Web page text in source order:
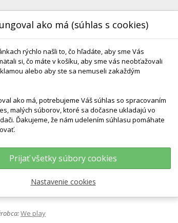
DODANIE A TERMÍNY DARČEKOVÉ
doska Whally Board
We play
ako má (súhlas s cookies)
rýchlo našli to, čo hľadáte, aby sme Vás
si, čo máte v košíku, aby sme vás neobťažovali
alebo aby ste sa nemuseli zakaždým
ako má, potrebujeme Váš súhlas so spracovaním
malých súborov, ktoré sa dočasne ukladajú vo
Ďakujeme, že nám udelením súhlasu pomáhate
Prijať všetky súbory cookies
Nastavenie cookies